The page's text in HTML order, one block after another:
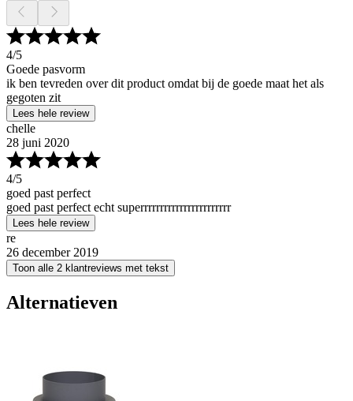
4/5
Goede pasvorm
ik ben tevreden over dit product omdat bij de goede maat het als
gegoten zit
Lees hele review
chelle
28 juni 2020
4/5
goed past perfect
goed past perfect echt superrrrrrrrrrrrrrrrrrrrrrr
Lees hele review
re
26 december 2019
Toon alle 2 klantreviews met tekst
Alternatieven